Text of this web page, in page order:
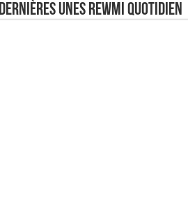
Dernières Unes Rewmi Quotidien